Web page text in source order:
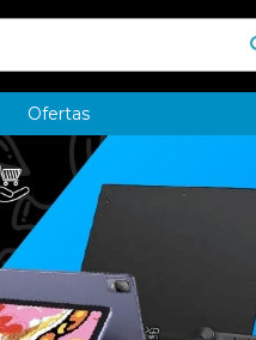
Ofertas